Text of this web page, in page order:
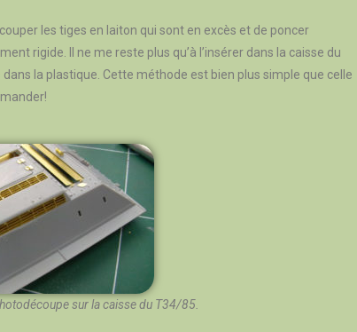
les tiges en laiton qui sont en excès et de poncer
rigide. Il ne me reste plus qu’à l’insérer dans la caisse du
la plastique. Cette méthode est bien plus simple que celle
sur la caisse du T34/85.